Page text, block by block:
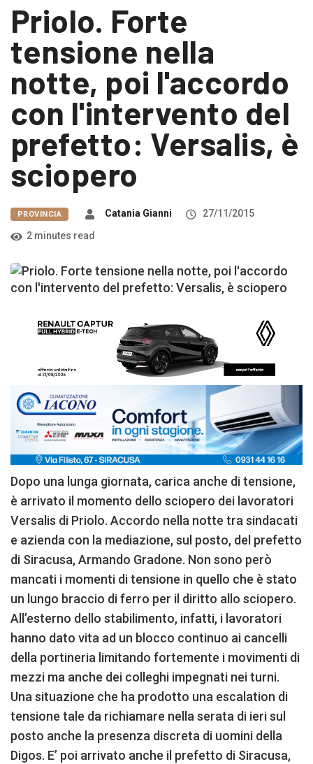
Priolo. Forte
tensione nella
notte, poi l'accordo
con l'intervento del
prefetto: Versalis, è
sciopero
PROVINCIA Catania Gianni
27/11/2015
2 minutes read
Dopo una lunga giornata, carica anche di tensione,
è arrivato il momento dello sciopero dei lavoratori
Versalis di Priolo. Accordo nella notte tra sindacati
e azienda con la mediazione, sul posto, del prefetto
di Siracusa, Armando Gradone. Non sono però
mancati i momenti di tensione in quello che è stato
un lungo braccio di ferro per il diritto allo sciopero.
All’esterno dello stabilimento, infatti, i lavoratori
hanno dato vita ad un blocco continuo ai cancelli
della portineria limitando fortemente i movimenti di
mezzi ma anche dei colleghi impegnati nei turni.
Una situazione che ha prodotto una escalation di
tensione tale da richiamare nella serata di ieri sul
posto anche la presenza discreta di uomini della
Digos. E’ poi arrivato anche il prefetto di Siracusa,